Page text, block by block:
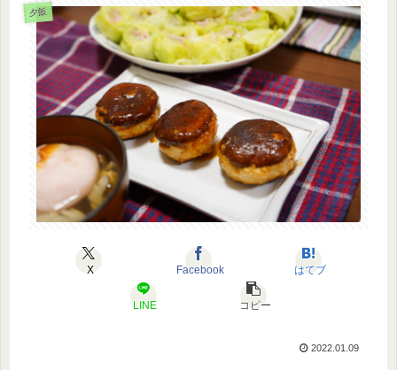
夕飯
X Facebook はてブ
LINE コピー
2022.01.09